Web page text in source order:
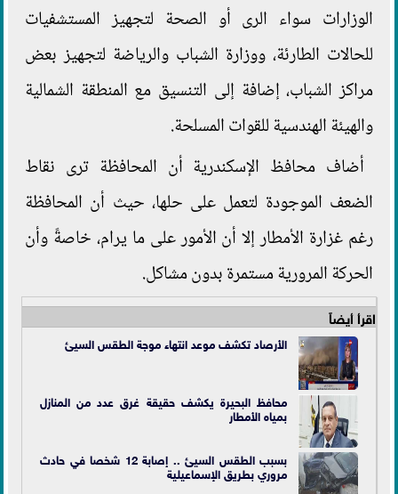
الوزارات سواء الرى أو الصحة لتجهيز المستشفيات
للحالات الطارئة، ووزارة الشباب والرياضة لتجهيز بعض
مراكز الشباب، إضافة إلى التنسيق مع المنطقة الشمالية
والهيئة الهندسية للقوات المسلحة.
أضاف محافظ الإسكندرية أن المحافظة ترى نقاط
الضعف الموجودة لتعمل على حلها، حيث أن المحافظة
رغم غزارة الأمطار إلا أن الأمور على ما يرام، خاصةً وأن
الحركة المرورية مستمرة بدون مشاكل.
اقرأ أيضاً
الأرصاد تكشف موعد انتهاء موجة الطقس السيئ
محافظ البحيرة يكشف حقيقة غرق عدد من المنازل
بمياه الأمطار
بسبب الطقس السيئ .. إصابة 12 شخصا في حادث
مروري بطريق الإسماعيلية